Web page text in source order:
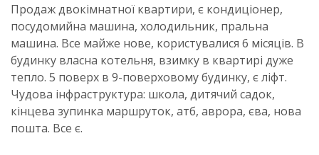
Продаж двокімнатної квартири, є кондиціонер,
посудомийна машина, холодильник, пральна
машина. Все майже нове, користувалися 6 місяців. В
будинку власна котельня, взимку в квартирі дуже
тепло. 5 поверх в 9-поверховому будинку, є ліфт.
Чудова інфраструктура: школа, дитячий садок,
кінцева зупинка маршруток, атб, аврора, єва, нова
пошта. Все є.